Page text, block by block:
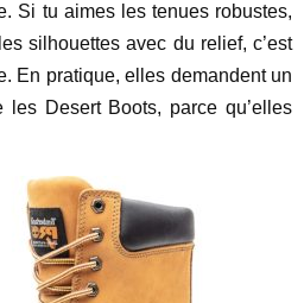
Si tu aimes les tenues robustes,
silhouettes avec du relief, c’est
En pratique, elles demandent un
Desert Boots, parce qu’elles